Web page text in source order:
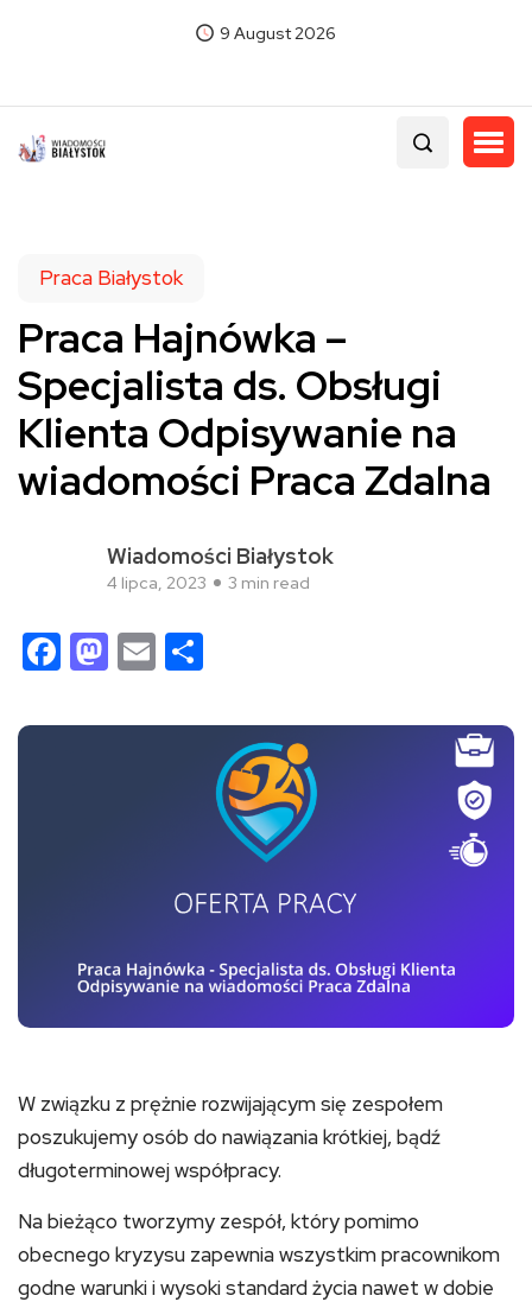
9 August 2026
Praca Białystok
Praca Hajnówka –
Specjalista ds. Obsługi
Klienta Odpisywanie na
wiadomości Praca Zdalna
Wiadomości Białystok
4 lipca, 2023 3 min read
Facebook
Mastodon
Email
W związku z prężnie rozwijającym się zespołem
poszukujemy osób do nawiązania krótkiej, bądź
długoterminowej współpracy.
Na bieżąco tworzymy zespół, który pomimo
obecnego kryzysu zapewnia wszystkim pracownikom
godne warunki i wysoki standard życia nawet w dobie